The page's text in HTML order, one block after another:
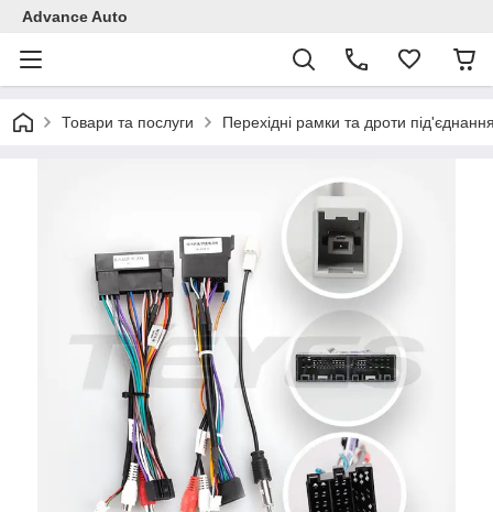
Advance Auto
Товари та послуги Перехідні рамки та дроти